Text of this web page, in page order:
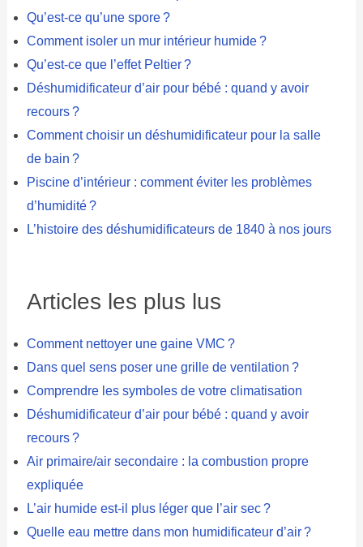
Qu’est-ce qu’une spore ?
Comment isoler un mur intérieur humide ?
Qu’est-ce que l’effet Peltier ?
Déshumidificateur d’air pour bébé : quand y avoir
recours ?
Comment choisir un déshumidificateur pour la salle
de bain ?
Piscine d’intérieur : comment éviter les problèmes
d’humidité ?
L’histoire des déshumidificateurs de 1840 à nos jours
Articles les plus lus
Comment nettoyer une gaine VMC ?
Dans quel sens poser une grille de ventilation ?
Comprendre les symboles de votre climatisation
Déshumidificateur d’air pour bébé : quand y avoir
recours ?
Air primaire/air secondaire : la combustion propre
expliquée
L’air humide est-il plus léger que l’air sec ?
Quelle eau mettre dans mon humidificateur d’air ?